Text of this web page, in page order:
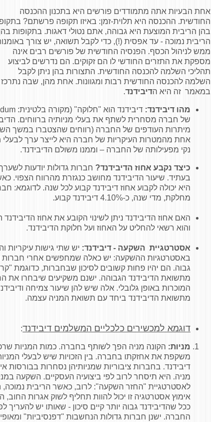
אחת הבעיות אתה מתמודדים פורשים היא בתכנון ההכנסה
החודשית. ההכנסה היא תלוית-זמן: באיזו תקופה פרשתם?
בהן הריבית המוצעת היא גבוהה, אתם נטולי דאגות. בתקופות
הריבית נמוכה - עד אפסית (!), כדי לקבל תשואה, יש צורך
ממש לניהול הכסף. הפנסיה החודשית של פורשים רבים אינה
מספקת את התזרים החודשי לו הם זקוקים. הם נדרשים לביצוע
תהליכי השלמה להכנסה החודשית. התצורות בהן ניתן לקבל
השלמה להכנסה החודשית רבות ומגוונות. אחת מהן, שבה נתרכז
במאמר זה היא הדיבידנד.
מהו דיבידנד: דיבידנד הוא "חלוקה" (מקורה בלטינית:
של חברה מסחרית לשתף את בעלי מניותיה ברווחים.
מיתרות העודפים של החברה (רווחים שהצטברו במשך
אחת מהמטרות העיקריות של חברה היא לייצר ערך לבעלי
נקי מפעילותה של החברה – וממנו משולם הדיבידנד.
כיצד נקבע אחוז הדיבידנד? חברות גדולות יודעות
בעתיד. שיעור הדיבידנד מחושב כנגזרת מהרווח הצפוי.
היא יכולה לקבוע אחוז דיבידנד קבוע לכל שנה. לדוגמא:
מחלקת, מדי שנה, כ-4.10% דיבידנד קבוע.
האם אחוז הדיבידנד ניתן לשינוי הקובע את אחוז
והוא רשאי להחליט על האחוז ועל חלוקת הדיבידנד.
אסטרטגיית השקעה - דיבידנד: יש שתי גישות עיקריות
באסטרטגיות ההשקעה: יש כאלה שמחפשים אחרי חברות
גבוה. הם יהיו פחות קשובים לסיכון שבחברות, כדוגמת
מתשואת הדיבידנד הגבוהה. ישנם משקיעים שיבחרו את
המוכרות באופן גלובלי. אלה שיש להן שיעור צמיחה
מתשואת הדיבידנד ביחד עם תשואת המניה עצמה.
דוגמא למכשירים כלכליים המשלמים דיבידנד:
מניות: הקונה מניה הפך לשותף בחברה. כמות המניות
משקפת את אחזקתו בחברה. בין הזכויות שיש לבעלי
דיבידנד. בחברות ציבוריות שמניותיהן נסחרות
מניה. היא תיסחר לרוב לפי ביצועיה העסקיים. השקעה
לאסטרטגיית "החזר השקעה": לרוב, כאשר הריבית נמוכה,
אימוץ אסטרטגיה זו יכול להוות תחליף לשוק אגרות החוב,
ככל שהדיבידנד גבוה יותר קיים סיכון - שאותו יש להעריך
החברה. ישנן חברות גדולות הנחשבות "דפנסיביות"